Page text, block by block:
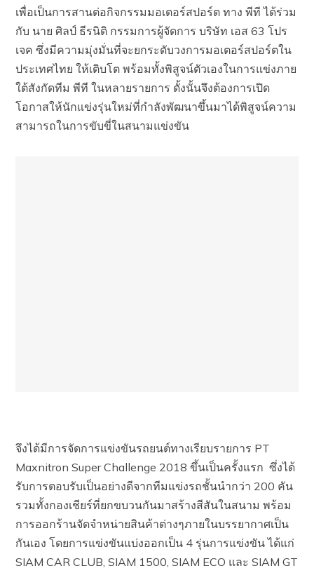
เพื่อเป็นการสานต่อกิจกรรมมอเตอร์สปอร์ต ทาง พีที ได้ร่วม
กับ นาย ศิลป์ ธีรนิติ กรรมการผู้จัดการ บริษัท เอส 63 โปร
เจค ซึ่งมีความมุ่งมั่นที่จะยกระดับวงการมอเตอร์สปอร์ตใน
ประเทศไทย ให้เติบโต พร้อมทั้งพิสูจน์ตัวเองในการแข่งภาย
ใต้สังกัดทีม พีที ในหลายรายการ ดั้งนั้นจึงต้องการเปิด
โอกาสให้นักแข่งรุ่นใหม่ที่กำลังพัฒนาขึ้นมาได้พิสูจน์ความ
สามารถในการขับขี่ในสนามแข่งขัน
จึงได้มีการจัดการแข่งขันรถยนต์ทางเรียบรายการ PT
Maxnitron Super Challenge 2018 ขึ้นเป็นครั้งแรก ซึ่งได้
รับการตอบรับเป็นอย่างดีจากทีมแข่งรถชั้นนำกว่า 200 คัน
รวมทั้งกองเชียร์ที่ยกขบวนกันมาสร้างสีสันในสนาม พร้อม
การออกร้านจัดจำหน่ายสินค้าต่างๆภายในบรรยากาศเป็น
กันเอง โดยการแข่งขันแบ่งออกเป็น 4 รุ่นการแข่งขัน ได้แก่
SIAM CAR CLUB, SIAM 1500, SIAM ECO และ SIAM GT